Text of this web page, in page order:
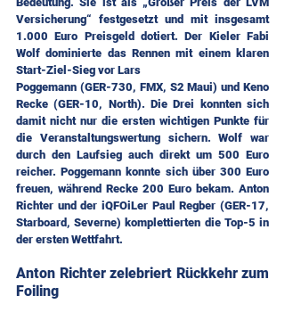
Versicherung“ festgesetzt und mit insgesamt
1.000 Euro Preisgeld dotiert. Der Kieler Fabi
Wolf dominierte das Rennen mit einem klaren
Start-Ziel-Sieg vor Lars
Poggemann (GER-730, FMX, S2 Maui) und Keno
Recke (GER-10, North). Die Drei konnten sich
damit nicht nur die ersten wichtigen Punkte für
die Veranstaltungswertung sichern. Wolf war
durch den Laufsieg auch direkt um 500 Euro
reicher. Poggemann konnte sich über 300 Euro
freuen, während Recke 200 Euro bekam. Anton
Richter und der iQFOiLer Paul Regber (GER-17,
Starboard, Severne) komplettierten die Top-5 in
der ersten Wettfahrt.
Anton Richter zelebriert Rückkehr zum
Foiling